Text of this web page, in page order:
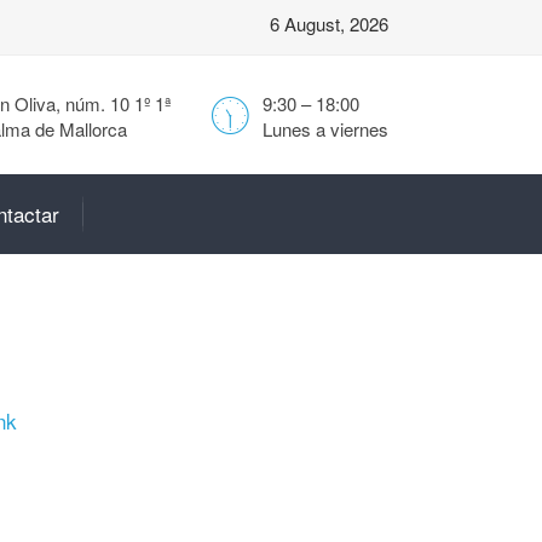
6 August, 2026
9:30 – 18:00
Lunes a viernes
Oliva, núm. 10 1º 1ª
de Mallorca